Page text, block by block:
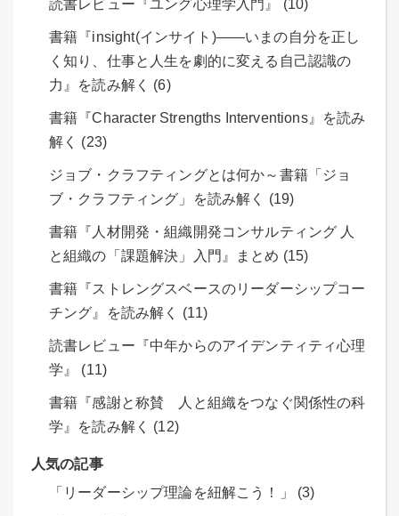
読書レビュー『ユング心理学入門』 (10)
書籍『insight(インサイト)――いまの自分を正し
く知り、仕事と人生を劇的に変える自己認識の
力』を読み解く (6)
書籍『Character Strengths Interventions』を読み
解く (23)
ジョブ・クラフティングとは何か～書籍「ジョ
ブ・クラフティング」を読み解く (19)
書籍『人材開発・組織開発コンサルティング 人
と組織の「課題解決」入門』まとめ (15)
書籍『ストレングスベースのリーダーシップコー
チング』を読み解く (11)
読書レビュー『中年からのアイデンティティ心理
学』 (11)
書籍『感謝と称賛 人と組織をつなぐ関係性の科
学』を読み解く (12)
人気の記事
「リーダーシップ理論を紐解こう！」 (3)